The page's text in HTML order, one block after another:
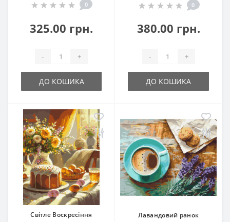
0
325.00 грн.
- +
ДО КОШИКА
0
380.00 грн.
- +
ДО КОШИКА
Світле Воскресіння
Лавандовий ранок